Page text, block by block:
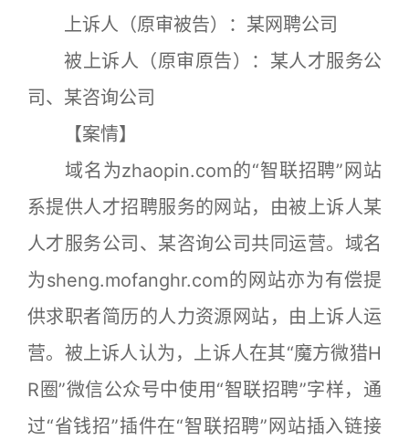
上诉人（原审被告）：某网聘公司
被上诉人（原审原告）：某人才服务公
司、某咨询公司
【案情】
域名为zhaopin.com的“智联招聘”网站
系提供人才招聘服务的网站，由被上诉人某
人才服务公司、某咨询公司共同运营。域名
为sheng.mofanghr.com的网站亦为有偿提
供求职者简历的人力资源网站，由上诉人运
营。被上诉人认为，上诉人在其“魔方微猎H
R圈”微信公众号中使用“智联招聘”字样，通
过“省钱招”插件在“智联招聘”网站插入链接